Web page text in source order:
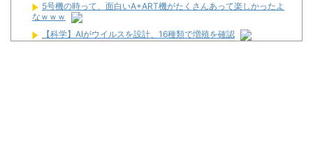
5号機の時って、面白いA+ART機がたくさんあって楽しかったよ
なｗｗｗ
【科学】AIがウイルスを設計、16種類で増殖を確認